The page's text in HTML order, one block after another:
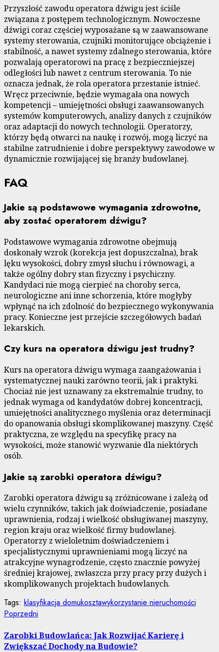
Przyszłość zawodu operatora dźwigu jest ściśle
związana z postępem technologicznym. Nowoczesne
dźwigi coraz częściej wyposażane są w zaawansowane
systemy sterowania, czujniki monitorujące obciążenie i
stabilność, a nawet systemy zdalnego sterowania, które
pozwalają operatorowi na pracę z bezpieczniejszej
odległości lub nawet z centrum sterowania. To nie
oznacza jednak, że rola operatora przestanie istnieć.
Wręcz przeciwnie, będzie wymagała ona nowych
kompetencji – umiejętności obsługi zaawansowanych
systemów komputerowych, analizy danych z czujników
oraz adaptacji do nowych technologii. Operatorzy,
którzy będą otwarci na naukę i rozwój, mogą liczyć na
stabilne zatrudnienie i dobre perspektywy zawodowe w
dynamicznie rozwijającej się branży budowlanej.
FAQ
Jakie są podstawowe wymagania zdrowotne,
aby zostać operatorem dźwigu?
Podstawowe wymagania zdrowotne obejmują
doskonały wzrok (korekcja jest dopuszczalna), brak
lęku wysokości, dobry zmysł słuchu i równowagi, a
także ogólny dobry stan fizyczny i psychiczny.
Kandydaci nie mogą cierpieć na choroby serca,
neurologiczne ani inne schorzenia, które mogłyby
wpłynąć na ich zdolność do bezpiecznego wykonywania
pracy. Konieczne jest przejście szczegółowych badań
lekarskich.
Czy kurs na operatora dźwigu jest trudny?
Kurs na operatora dźwigu wymaga zaangażowania i
systematycznej nauki zarówno teorii, jak i praktyki.
Chociaż nie jest uznawany za ekstremalnie trudny, to
jednak wymaga od kandydatów dobrej koncentracji,
umiejętności analitycznego myślenia oraz determinacji
do opanowania obsługi skomplikowanej maszyny. Część
praktyczna, ze względu na specyfikę pracy na
wysokości, może stanowić wyzwanie dla niektórych
osób.
Jakie są zarobki operatora dźwigu?
Zarobki operatora dźwigu są zróżnicowane i zależą od
wielu czynników, takich jak doświadczenie, posiadane
uprawnienia, rodzaj i wielkość obsługiwanej maszyny,
region kraju oraz wielkość firmy budowlanej.
Operatorzy z wieloletnim doświadczeniem i
specjalistycznymi uprawnieniami mogą liczyć na
atrakcyjne wynagrodzenie, często znacznie powyżej
średniej krajowej, zwłaszcza przy pracy przy dużych i
skomplikowanych projektach budowlanych.
Tags: klasyfikacja domukosztawykorzystanie nieruchomości
Nawigacja
wpisu
Poprzedni
Zarobki Budowlańca: Jak Rozwijać Karierę i
Zwiększać Dochody na Budowie?